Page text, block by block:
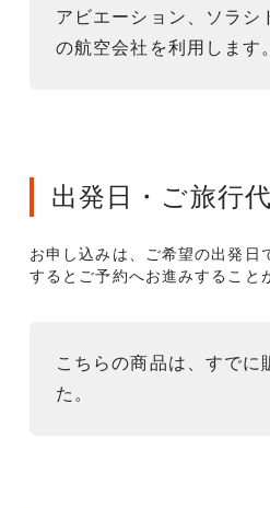
アビエーション、ソラシ
の航空会社を利用します。
出発日・ご旅行
お申し込みは、ご希望の出発日
するとご予約へお進みすること
こちらの商品は、すでに
た。